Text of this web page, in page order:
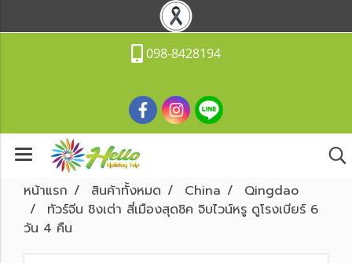
098-8428194
หน้าแรก สินค้าทั้งหมด China
Qingdao
ทัวร์จีน ชิงเต่า สี่เมืองสุดชิค จิบไวน์หรู ดูโรงเบียร์ 6
วัน 4 คืน